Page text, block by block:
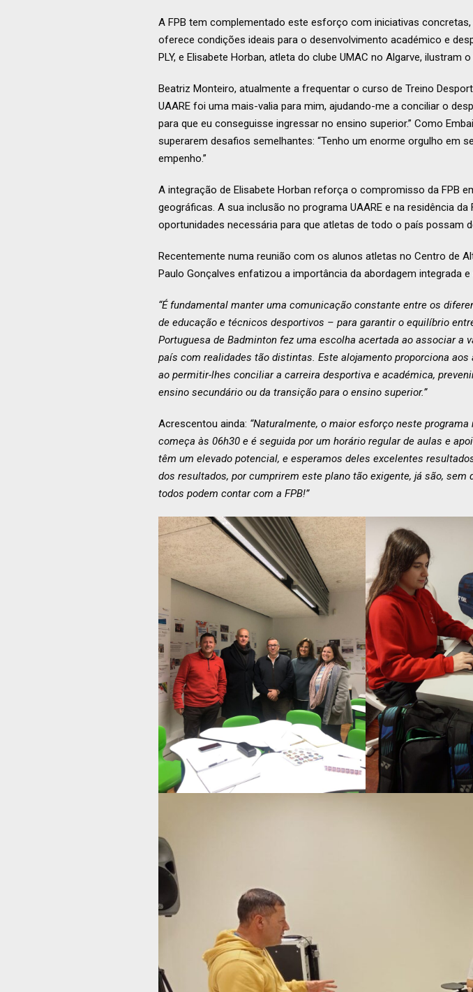
A FPB tem complementado este esforço com iniciativas
oferece condições ideais para o desenvolvimento académico e
PLY, e Elisabete Horban, atleta do clube UMAC no Algarve,
Beatriz Monteiro, atualmente a frequentar o curso de Treino
UAARE foi uma mais-valia para mim, ajudando-me a conciliar o
para que eu conseguisse ingressar no ensino superior.” Como
superarem desafios semelhantes: “Tenho um enorme orgulho em
empenho.”
A integração de Elisabete Horban reforça o compromisso da FPB
geográficas. A sua inclusão no programa UAARE e na residência
oportunidades necessária para que atletas de todo o país possam
Recentemente numa reunião com os alunos atletas no Centro de
Paulo Gonçalves enfatizou a importância da abordagem integrada
“É fundamental manter uma comunicação constante entre os
de educação e técnicos desportivos – para garantir o equilíbrio
Portuguesa de Badminton fez uma escolha acertada ao associar
país com realidades tão distintas. Este alojamento proporciona
ao permitir-lhes conciliar a carreira desportiva e académica,
ensino secundário ou da transição para o ensino superior.”
Acrescentou ainda: “Naturalmente, o maior esforço neste
começa às 06h30 e é seguida por um horário regular de aulas e
têm um elevado potencial, e esperamos deles excelentes
dos resultados, por cumprirem este plano tão exigente, já são,
todos podem contar com a FPB!”